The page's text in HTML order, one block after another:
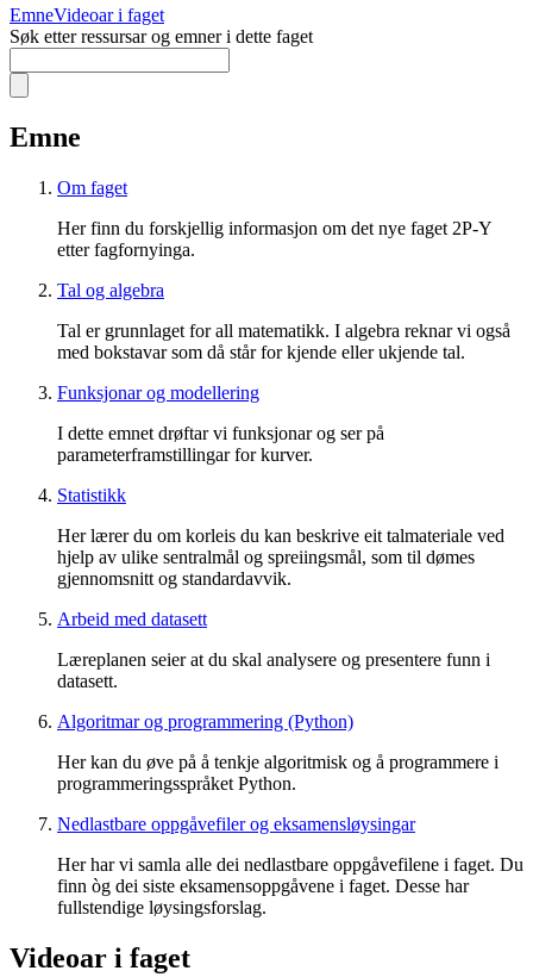
EmneVideoar i faget
Søk etter ressursar og emner i dette faget
Emne
Om faget
Her finn du forskjellig informasjon om det nye faget 2P-Y
etter fagfornyinga.
Tal og algebra
Tal er grunnlaget for all matematikk. I algebra reknar vi også
med bokstavar som då står for kjende eller ukjende tal.
Funksjonar og modellering
I dette emnet drøftar vi funksjonar og ser på
parameterframstillingar for kurver.
Statistikk
Her lærer du om korleis du kan beskrive eit talmateriale ved
hjelp av ulike sentralmål og spreiingsmål, som til dømes
gjennomsnitt og standardavvik.
Arbeid med datasett
Læreplanen seier at du skal analysere og presentere funn i
datasett.
Algoritmar og programmering (Python)
Her kan du øve på å tenkje algoritmisk og å programmere i
programmeringsspråket Python.
Nedlastbare oppgåvefiler og eksamensløysingar
Her har vi samla alle dei nedlastbare oppgåvefilene i faget. Du
finn òg dei siste eksamensoppgåvene i faget. Desse har
fullstendige løysingsforslag.
Videoar i faget